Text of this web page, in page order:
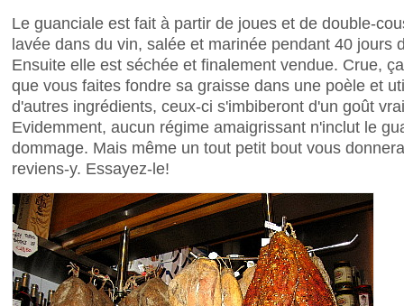
Le guanciale est fait à partir de joues et de double-
lavée dans du vin, salée et marinée pendant 40 jours
Ensuite elle est séchée et finalement vendue. Crue,
que vous faites fondre sa graisse dans une poèle et
d'autres ingrédients, ceux-ci s'imbiberont d'un goût
Evidemment, aucun régime amaigrissant n'inclut le
dommage. Mais même un tout petit bout vous
reviens-y. Essayez-le!